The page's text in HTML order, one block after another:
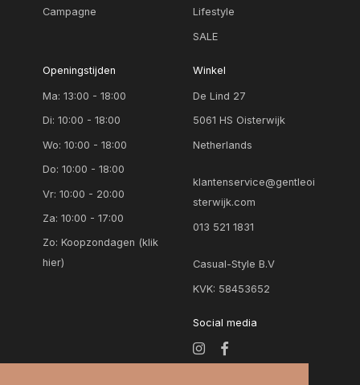
multi color
off-white
olijf groen
oranje
oranje dessin
paars
40/44
41
44
46
Campagne Lifestyle
SALE
Openingstijden
Ma: 13:00 - 18:00
Di: 10:00 - 18:00
Wo: 10:00 - 18:00
Do: 10:00 - 18:00
Vr: 10:00 - 20:00
Za: 10:00 - 17:00
Zo:Koopzondagen (klik
hier)
Winkel
De Lind 27
5061 HS Oisterwijk
Netherlands
klantenservice@gentleoi
sterwijk.com
013 521 1831
Casual-Style B.V
KVK: 58453652
Social media